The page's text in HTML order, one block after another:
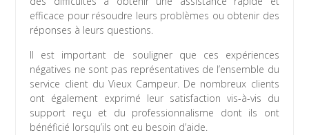
efficace pour résoudre leurs problèmes ou obtenir des
réponses à leurs questions.
Il est important de souligner que ces expériences
négatives ne sont pas représentatives de l’ensemble du
service client du Vieux Campeur. De nombreux clients
ont également exprimé leur satisfaction vis-à-vis du
support reçu et du professionnalisme dont ils ont
bénéficié lorsqu’ils ont eu besoin d’aide.